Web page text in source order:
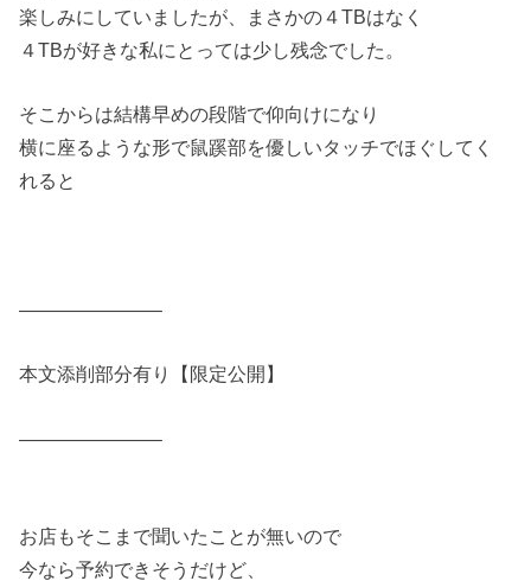
楽しみにしていましたが、まさかの４TBはなく
４TBが好きな私にとっては少し残念でした。
そこからは結構早めの段階で仰向けになり
横に座るような形で鼠蹊部を優しいタッチでほぐしてく
れると
———————–
本文添削部分有り【限定公開】
———————–
お店もそこまで聞いたことが無いので
今なら予約できそうだけど、